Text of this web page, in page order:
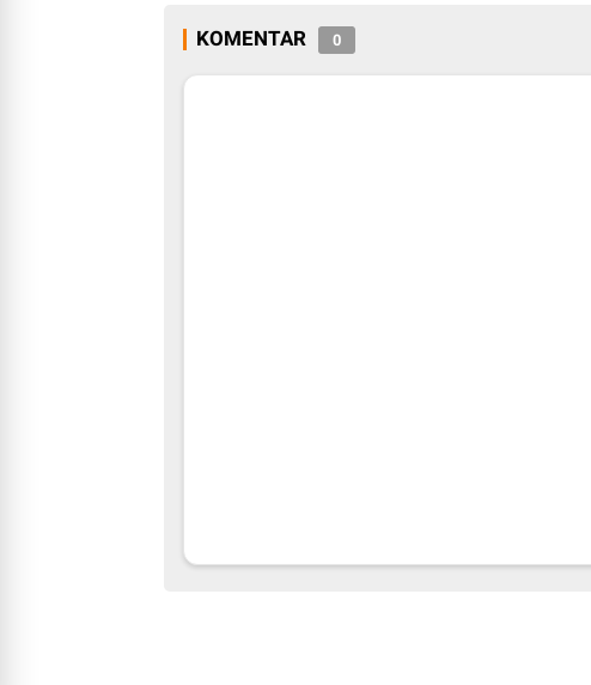
KOMENTAR 0